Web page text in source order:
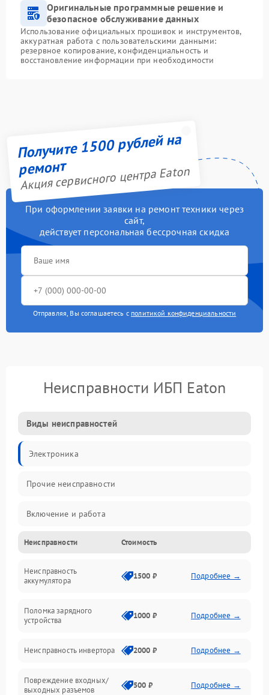
Оригинальные программные решение и
безопасное обслуживание данных
Использование официальных прошивок и инструментов,
аккуратная работа с пользовательскими данными:
резервное копирование, конфиденциальность и
восстановление информации при необходимости
Получите 1500 рублей на
ремонт
Акция сервисного центра Eaton
При оформлении заявки на ремонт техники через
сайт,
действует персональная бессрочная скидка
Отправляя, Вы соглашаетесь с политикой конфиденциальности
Неисправности ИБП Eaton
Виды неисправностей
Электроника
Прочие неисправности
Включение и работа
Работа с нагрузкой
Звук и индикация
Неисправности Стоимость
Неисправность
аккумулятора
1500 ₽ Подробнее →
Поломка зарядного
устройства
1000 ₽ Подробнее →
Неисправность инвертора 2000 ₽ Подробнее →
Повреждение входных/
выходных разъемов
500 ₽ Подробнее →